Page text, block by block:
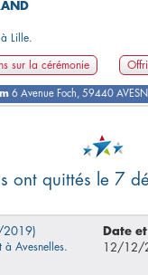
Lille.
sur la cérémonie
6 Avenue Foch, 59440
ont quittés le 7
Avesnelles.
Date
12/12/